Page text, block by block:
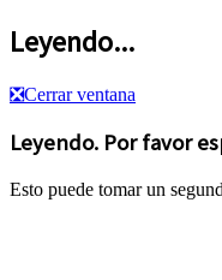
Leyendo...
❎Cerrar ventana
Leyendo. Por favor
Esto puede tomar un